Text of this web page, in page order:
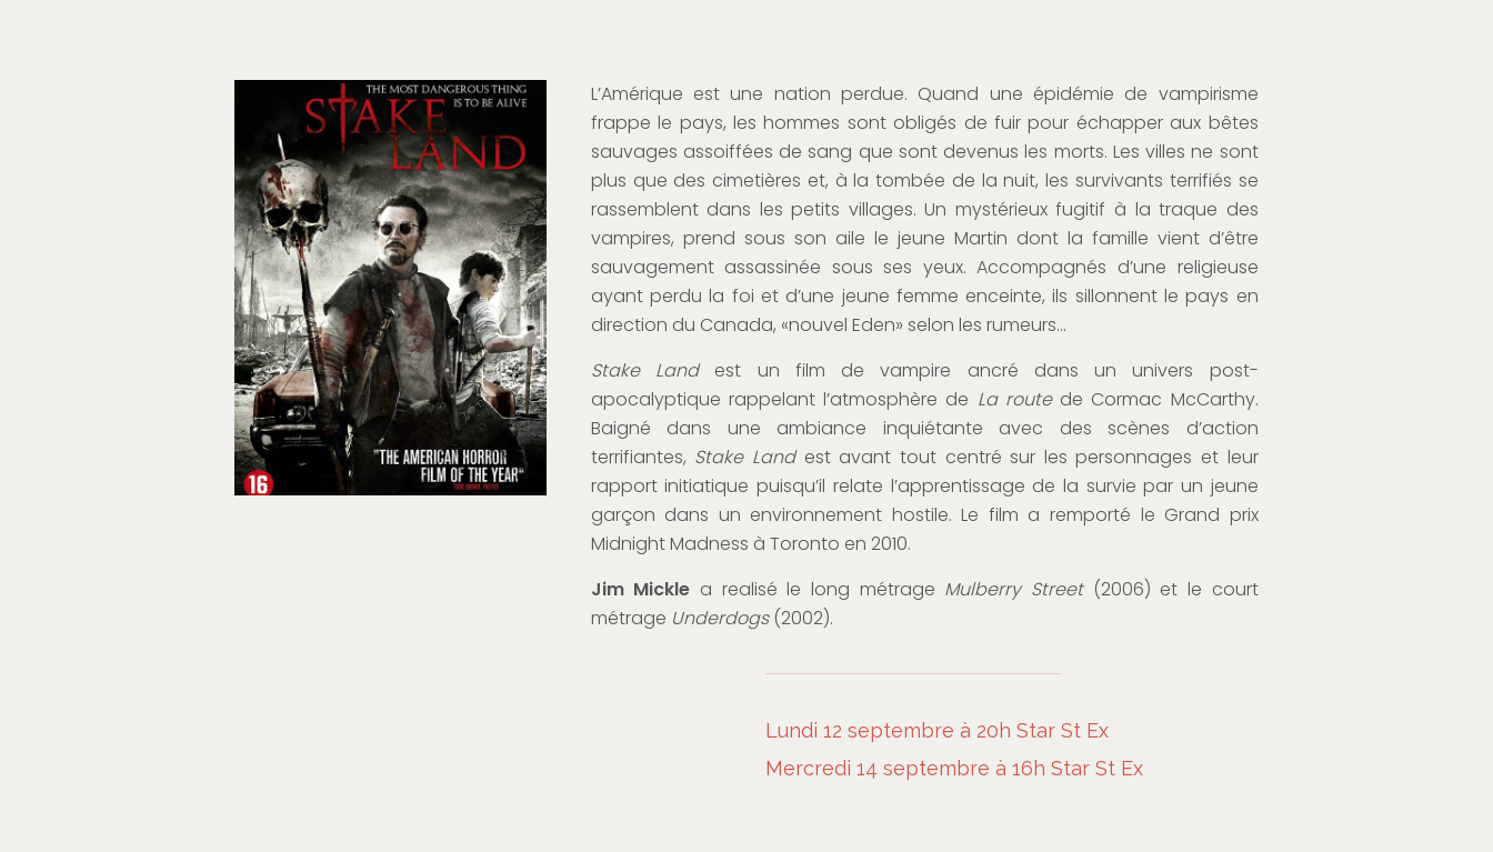
L’Amérique est une nation perdue. Quand une épidémie de vampirisme
frappe le pays, les hommes sont obligés de fuir pour échapper aux bêtes
sauvages assoiffées de sang que sont devenus les morts. Les villes ne sont
plus que des cimetières et, à la tombée de la nuit, les survivants terrifiés se
rassemblent dans les petits villages. Un mystérieux fugitif à la traque des
vampires, prend sous son aile le jeune Martin dont la famille vient d’être
sauvagement assassinée sous ses yeux. Accompagnés d’une religieuse
ayant perdu la foi et d’une jeune femme enceinte, ils sillonnent le pays en
direction du Canada, «nouvel Eden» selon les rumeurs…
Stake Landest un film de vampire ancré dans un univers post-
apocalyptique rappelant l’atmosphère de La routede Cormac McCarthy.
Baigné dans une ambiance inquiétante avec des scènes d’action
terrifiantes, Stake Landest avant tout centré sur les personnages et leur
rapport initiatique puisqu’il relate l’apprentissage de la survie par un jeune
garçon dans un environnement hostile. Le film a remporté le Grand prix
Midnight Madness à Toronto en 2010.
Jim Mickle a realisé le long métrage Mulberry Street(2006) et le court
métrage Underdogs(2002).
Lundi 12 septembre à 20h Star St Ex
Mercredi 14 septembre à 16h Star St Ex